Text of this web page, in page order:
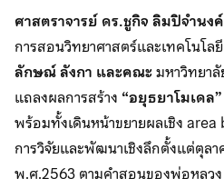
ศาสตราจารย์ ดร.ชูกิจ ลิมปิจำนงค์
การสอนวิทยาศาสตร์และเทคโนโล
ลักษณ์ ลังกา และคณะมหาวิทยา
แถลงผลการสร้าง “อยุธยาโมเดล”
พร้อมทั้งเดินหน้าขยายผลเชิง area
การวิจัยและพัฒนาเชิงลึกตั้งแต่ตุล
พ.ศ.2563 ตามคำสอนของพ่อหลวง